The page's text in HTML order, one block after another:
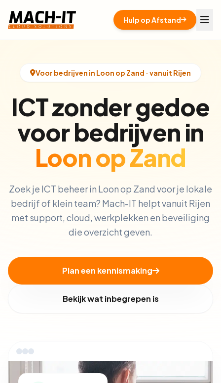
Hulp op Afstand
Voor bedrijven in Loon op Zand · vanuit Rijen
ICT zonder gedoe
voor bedrijven in
Loon op Zand
Zoek je ICT beheer in Loon op Zand voor je lokale
bedrijf of klein team? Mach-IT helpt vanuit Rijen
met support, cloud, werkplekken en beveiliging
die overzicht geven.
Plan een kennismaking
Bekijk wat inbegrepen is